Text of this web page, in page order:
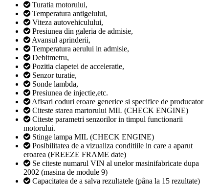
Turatia motorului,
Temperatura antigelului,
Viteza autovehiculului,
Presiunea din galeria de admisie,
Avansul aprinderii,
Temperatura aerului in admisie,
Debitmetru,
Pozitia clapetei de acceleratie,
Senzor turatie,
Sonde lambda,
Presiunea de injectie,etc.
Afisari coduri eroare generice si specifice de producator
Citeste starea martorului MIL (CHECK ENGINE)
Citeste parametri senzorilor in timpul functionarii
motorului.
Stinge lampa MIL (CHECK ENGINE)
Posibilitatea de a vizualiza conditiile in care a aparut
eroarea (FREEZE FRAME date)
Se citeste numarul VIN al unelor masinifabricate dupa
2002 (masina de module 9)
Capacitatea de a salva rezultatele (pâna la 15 rezultate)